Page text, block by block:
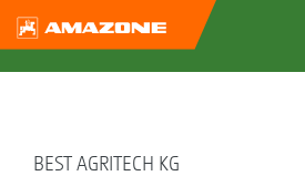
BEST AGRITECH KG